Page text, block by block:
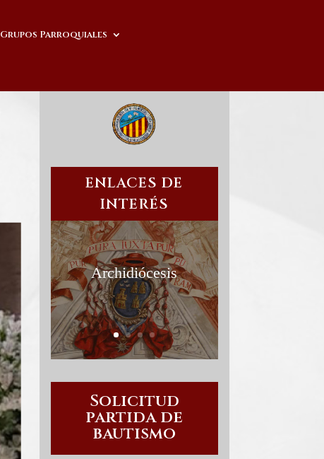
Grupos Parroquiales
ENLACES DE
INTERÉS
Archidiócesis
Solicitud
partida de
bautismo